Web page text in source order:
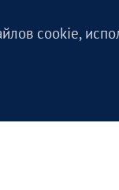
cookie,